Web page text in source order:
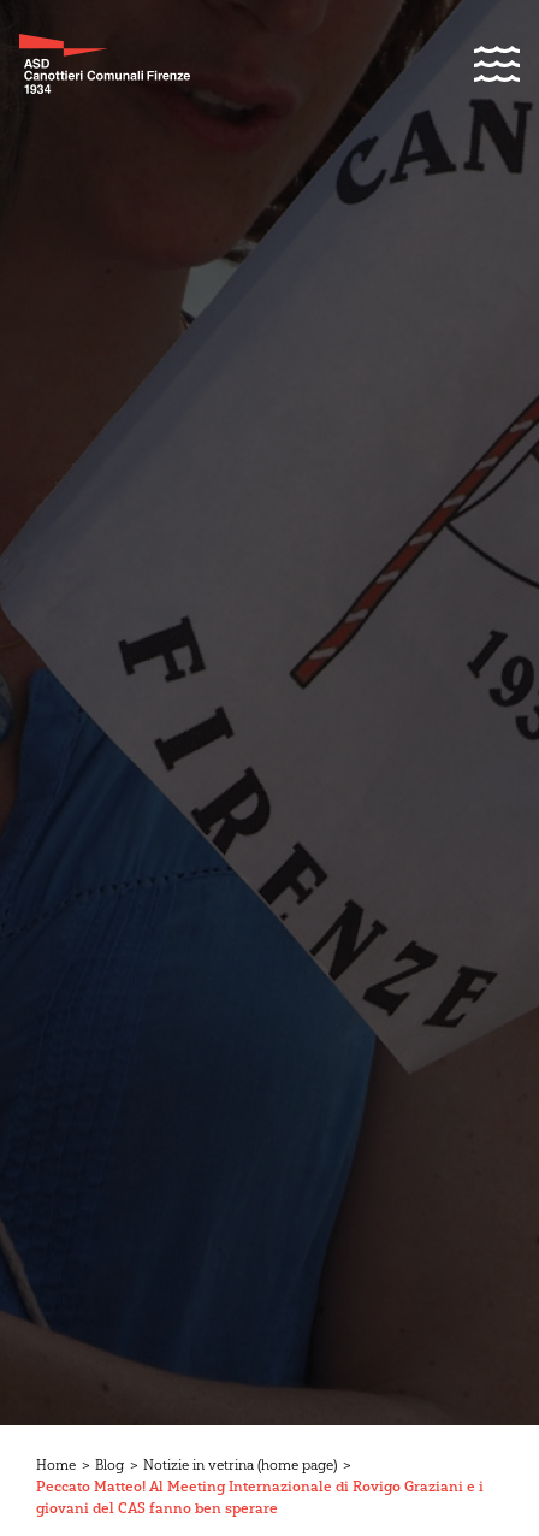
Home > Blog > Notizie in vetrina (home page) >
Peccato Matteo! Al Meeting Internazionale di Rovigo Graziani e i
giovani del CAS fanno ben sperare